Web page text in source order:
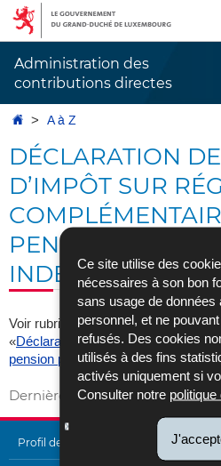
Ce site utilise des
nécessaires à son bon
sans usage de données
personnel, et ne
refusés. Des cookies
utilisés à des fins
activés uniquement si
Consulter notre politique
Aller
navigation
Aller
au
Administration des
contributions directes
AccueilA à Z
DÉCLARATION
D’IMPÔT SUR
PENSION POUR
INDÉPENDANTS
Voir rubrique «Échanges
«Déclaration de la retenue d’impôt
pension pour indépendants (LRCPi)»
Dernière mise à jour17/07/2025
Profil de l'Administration